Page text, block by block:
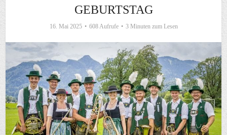
GEBURTSTAG
16. Mai 2025 608 Aufrufe 3 Minuten zum Lesen